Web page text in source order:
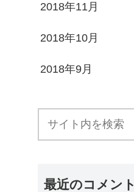
2018年11月
2018年10月
2018年9月
最近のコメント